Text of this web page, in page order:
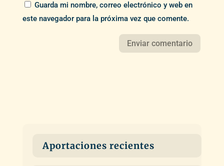
Guarda mi nombre, correo electrónico y web en
este navegador para la próxima vez que comente.
Aportaciones recientes